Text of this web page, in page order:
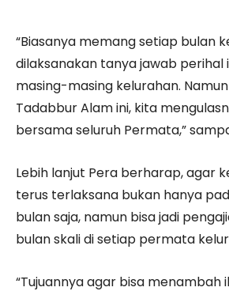
“Biasanya memang setiap bulan
dilaksanakan tanya jawab perihal
masing-masing kelurahan.
Tadabbur Alam ini, kita
bersama seluruh Permata,”
Lebih lanjut Pera berharap, agar
terus terlaksana bukan hanya
bulan saja, namun bisa jadi
bulan skali di setiap permata
“Tujuannya agar bisa menambah